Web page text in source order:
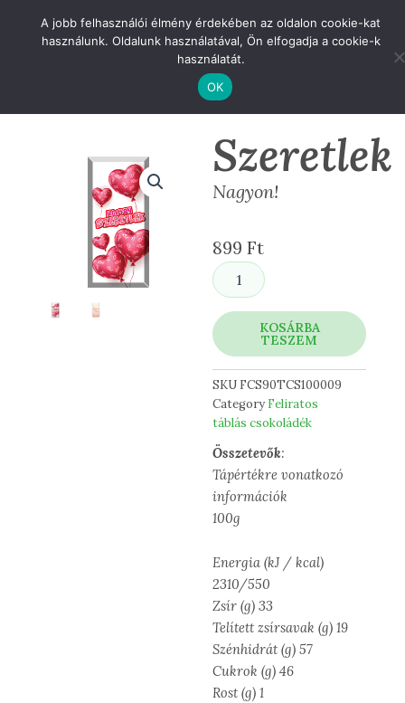
Szeretlek
Nagyon!
899Ft
Szeretlek
mennyiség
KOSÁRBA
TESZEM
SKU FCS90TCS100009
Category Feliratos
táblás csokoládék
Összetevők:
Tápértékre vonatkozó
információk
100g
Energia (kJ / kcal)
2310/550
Zsír (g) 33
Telített zsírsavak (g) 19
Szénhidrát (g) 57
Cukrok (g) 46
Rost (g) 1
A jobb felhasználói élmény érdekében az oldalon cookie-kat
használunk. Oldalunk használatával, Ön elfogadja a cookie-k
használatát.
OK